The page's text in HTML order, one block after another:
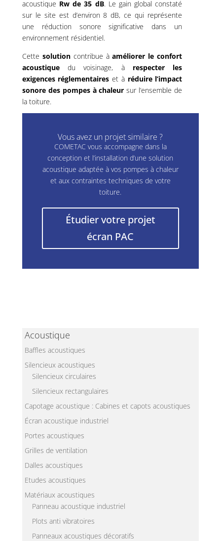
acoustique Rw de 35 dB. Le gain global constaté
sur le site est d’environ 8 dB, ce qui représente
une réduction sonore significative dans un
environnement résidentiel.
Cette solutioncontribue àaméliorer le confort
acoustiquedu voisinage, à respecter les
exigences réglementaires et à réduire l’impact
sonore des pompes à chaleur sur l’ensemble de
la toiture.
Vous avez un projet similaire ?
COMETAC vous accompagne dans la
conception et l’installation d’une solution
acoustique adaptée à vos pompes à chaleur
et aux contraintes techniques de votre
toiture.
Étudier votre projet
écran PAC
Acoustique
Baffles acoustiques
Silencieux acoustiques
Silencieux circulaires
Silencieux rectangulaires
Capotage acoustique : Cabines et capots acoustiques
Écran acoustique industriel
Portes acoustiques
Grilles de ventilation
Dalles acoustiques
Etudes acoustiques
Matériaux acoustiques
Panneau acoustique industriel
Plots anti vibratoires
Panneaux acoustiques décoratifs